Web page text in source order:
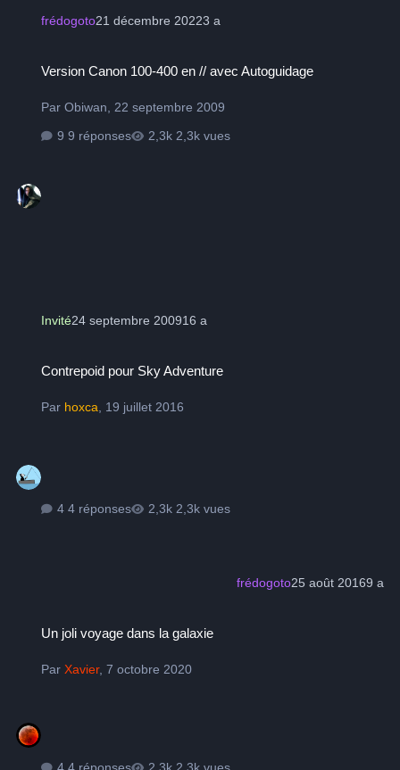
frédogoto21 décembre 20223 a
Version Canon 100-400 en // avec Autoguidage
ParObiwan,22 septembre 2009
9 réponses
2,3k vues
Invité24 septembre 200916 a
Contrepoid pour Sky Adventure
Par hoxca, 19 juillet 2016
4 réponses 2,3k vues
frédogoto25 août 20169 a
Un joli voyage dans la galaxie
ParXavier,7 octobre 2020
4 réponses 2,3k vues